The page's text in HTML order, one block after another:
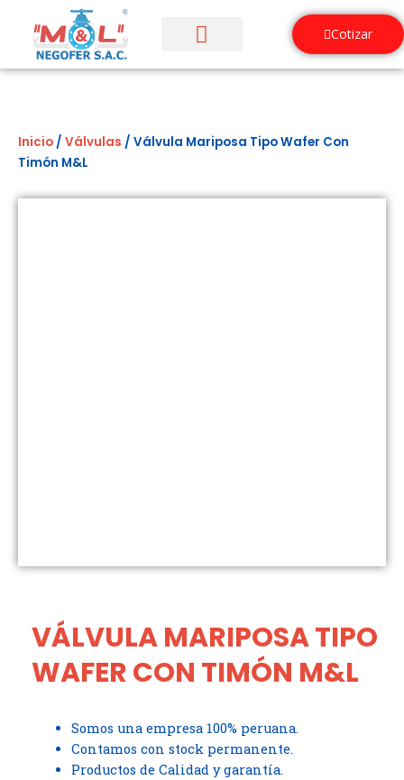
contenido
Cotizar
Inicio / Válvulas / Válvula Mariposa Tipo Wafer Con
Timón M&L
VÁLVULA MARIPOSA TIPO
WAFER CON TIMÓN M&L
Somos una empresa 100% peruana.
Contamos con stock permanente.
Productos de Calidad y garantía.